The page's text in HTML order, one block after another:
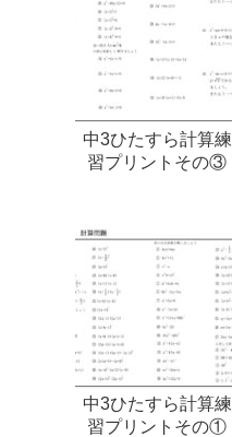
中3ひたすら計算練
習プリントその③
中3ひたすら計算練
習プリントその①